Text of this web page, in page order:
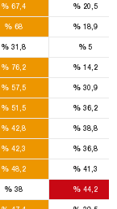
% 67,4 % 20,5
% 68 % 18,9
% 31,8 %5
% 76,2 % 14,2
% 57,5 % 30,9
% 51,5 % 36,2
% 42,8 % 38,8
% 42,3 % 36,8
% 48,2 % 41,3
% 38 % 44,2